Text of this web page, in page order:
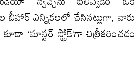
బీహార్ ఎన్నికలలో చేసినట్లుగా, వారు
‘మాస్టర్ స్ట్రోక్’గా చిత్రీకరించడం